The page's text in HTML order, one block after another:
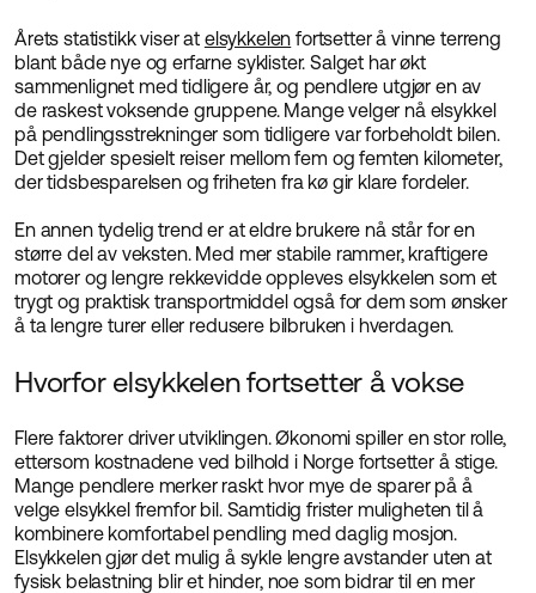
Årets statistikk viser at elsykkelen fortsetter å vinne terreng
blant både nye og erfarne syklister. Salget har økt
sammenlignet med tidligere år, og pendlere utgjør en av
de raskest voksende gruppene. Mange velger nå elsykkel
på pendlingsstrekninger som tidligere var forbeholdt bilen.
Det gjelder spesielt reiser mellom fem og femten kilometer,
der tidsbesparelsen og friheten fra kø gir klare fordeler.
En annen tydelig trend er at eldre brukere nå står for en
større del av veksten. Med mer stabile rammer, kraftigere
motorer og lengre rekkevidde oppleves elsykkelen som et
trygt og praktisk transportmiddel også for dem som ønsker
å ta lengre turer eller redusere bilbruken i hverdagen.
Hvorfor elsykkelen fortsetter å vokse
Flere faktorer driver utviklingen. Økonomi spiller en stor rolle,
ettersom kostnadene ved bilhold i Norge fortsetter å stige.
Mange pendlere merker raskt hvor mye de sparer på å
velge elsykkel fremfor bil. Samtidig frister muligheten til å
kombinere komfortabel pendling med daglig mosjon.
Elsykkelen gjør det mulig å sykle lengre avstander uten at
fysisk belastning blir et hinder, noe som bidrar til en mer